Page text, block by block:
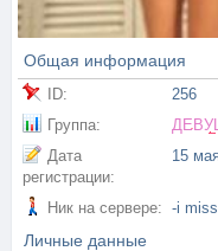
Общая информация
ID:
256
Группа:
Дата
регистрации:
15
Ник на сервере: -i
Личные данные